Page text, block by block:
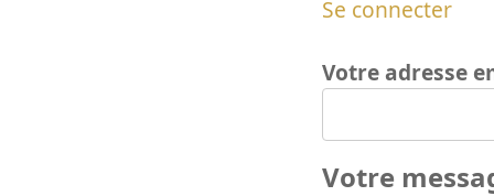
Se connecter
Votre adresse
Votre